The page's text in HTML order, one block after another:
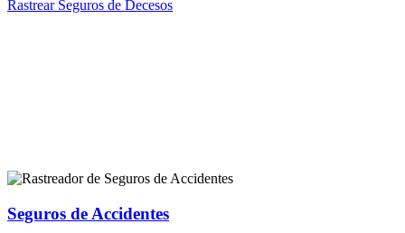
Rastrear Seguros de Decesos
Seguros de Accidentes